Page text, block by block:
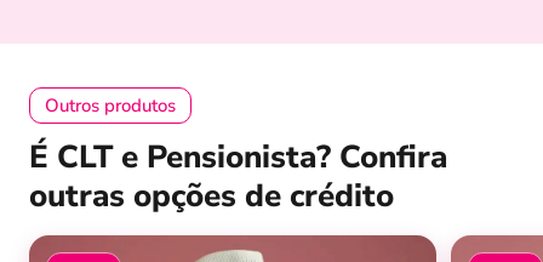
Outros produtos
É CLT e Pensionista? Confira
outras opções de crédito